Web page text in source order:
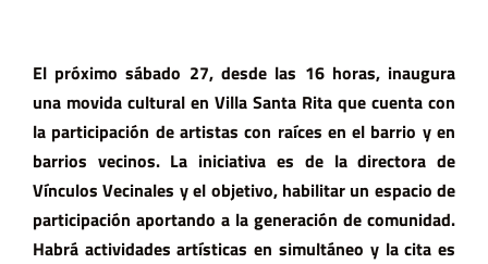
El próximo sábado 27, desde las 16 horas, inaugura
una movida cultural en Villa Santa Rita que cuenta con
la participación de artistas con raíces en el barrio y en
barrios vecinos. La iniciativa es de la directora de
Vínculos Vecinales y el objetivo, habilitar un espacio de
participación aportando a la generación de comunidad.
Habrá actividades artísticas en simultáneo y la cita es